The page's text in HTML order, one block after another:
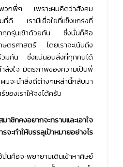
พวกพี่ๆ เพราะผมคิดว่าสังคม
ที่ดี เรามีเยื่อใยที่แข็งแกร่งที่
าทุกรุ่นเข้าด้วยกัน ซึ่งนั่นก็คือ
ษตรศาสตร์ โดยเราจะเน้นถึง
วมกัน ซึ่งแน่นอนสิ่งที่ทุกคนได้
ลังใจ มิตรภาพของความเป็นพี่
จะนำสิ่งดีต่างๆเหล่านี้กลับมา
องเราให้จงได้ครับ
าชิกคงอยากจะทราบและเอาใจ
ทำให้บรรลุเป้าหมายอย่างไร
นคือจะพยายามเดินเข้าหาศิษย์